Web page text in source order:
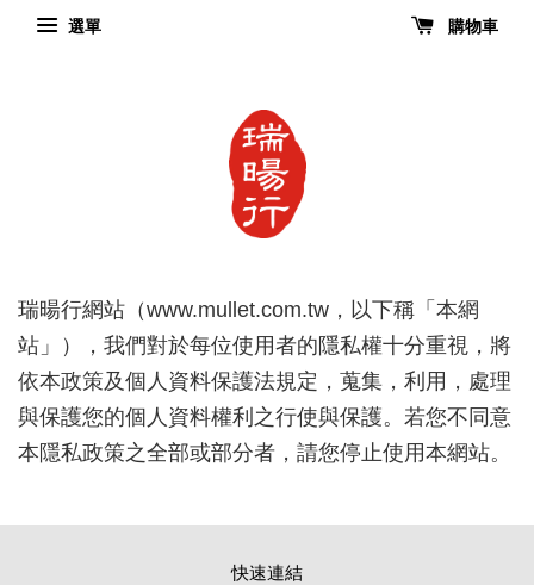
選單 購物車
瑞暘行網站（www.mullet.com.tw，以下稱「本網
站」），我們對於每位使用者的隱私權十分重視，將
依本政策及個人資料保護法規定，蒐集，利用，處理
與保護您的個人資料權利之行使與保護。若您不同意
本隱私政策之全部或部分者，請您停止使用本網站。
快速連結